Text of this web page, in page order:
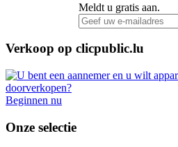
Meldt u gratis aan.
Verkoop op clicpublic.lu
Beginnen nu
Onze selectie